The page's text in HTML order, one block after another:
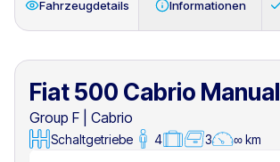
Fahrzeugdetails Informationen
Fiat 500 Cabrio Manual
Group F
Cabrio
Schaltgetriebe 4 3 ∞ km